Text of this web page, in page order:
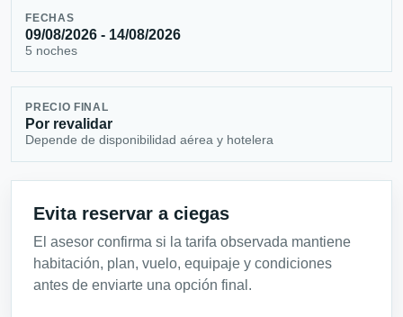
FECHAS
09/08/2026 - 14/08/2026
5 noches
PRECIO FINAL
Por revalidar
Depende de disponibilidad aérea y hotelera
Evita reservar a ciegas
El asesor confirma si la tarifa observada mantiene
habitación, plan, vuelo, equipaje y condiciones
antes de enviarte una opción final.